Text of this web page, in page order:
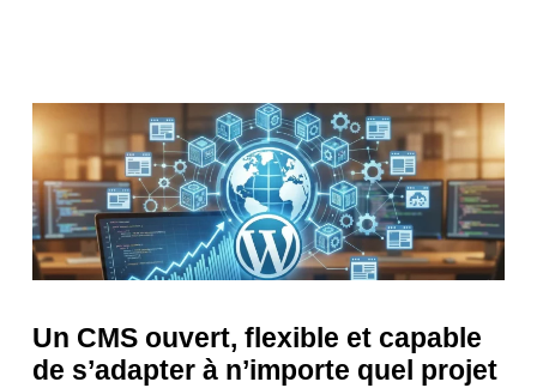
Un CMS ouvert, flexible et capable
de s’adapter à n’importe quel projet